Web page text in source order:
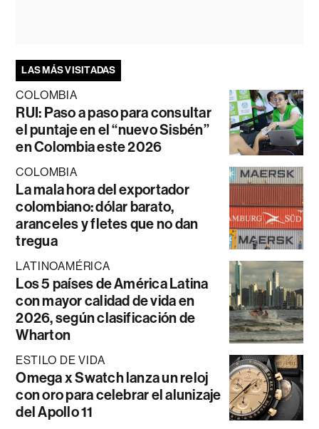
LAS MÁS VISITADAS
COLOMBIA
RUI: Paso a paso para consultar
el puntaje en el “nuevo Sisbén”
en Colombia este 2026
COLOMBIA
La mala hora del exportador
colombiano: dólar barato,
aranceles y fletes que no dan
tregua
LATINOAMÉRICA
Los 5 países de América Latina
con mayor calidad de vida en
2026, según clasificación de
Wharton
ESTILO DE VIDA
Omega x Swatch lanza un reloj
con oro para celebrar el alunizaje
del Apollo 11